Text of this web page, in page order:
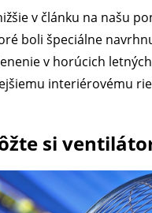
v článku na našu
boli špeciálne
v horúcich
interiérovému
si